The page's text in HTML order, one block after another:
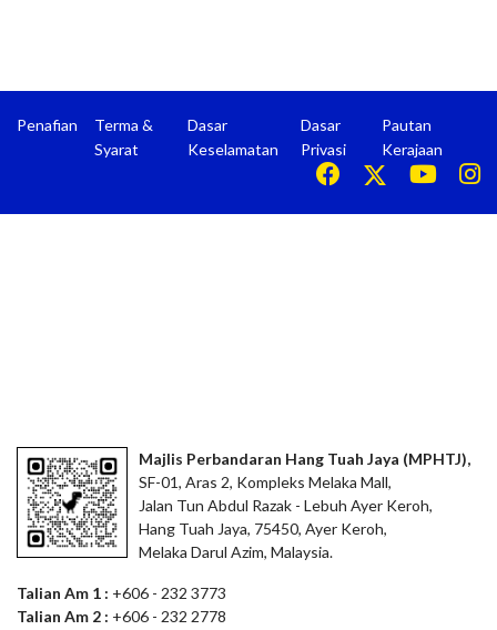
Penafian
Terma &
Syarat
Dasar
Keselamatan
Dasar
Privasi
Pautan
Kerajaan
Majlis Perbandaran Hang Tuah Jaya (MPHTJ),
SF-01, Aras 2, Kompleks Melaka Mall,
Jalan Tun Abdul Razak - Lebuh Ayer Keroh,
Hang Tuah Jaya, 75450, Ayer Keroh,
Melaka Darul Azim, Malaysia.
Talian Am 1 : +606 - 232 3773
Talian Am 2 : +606 - 232 2778